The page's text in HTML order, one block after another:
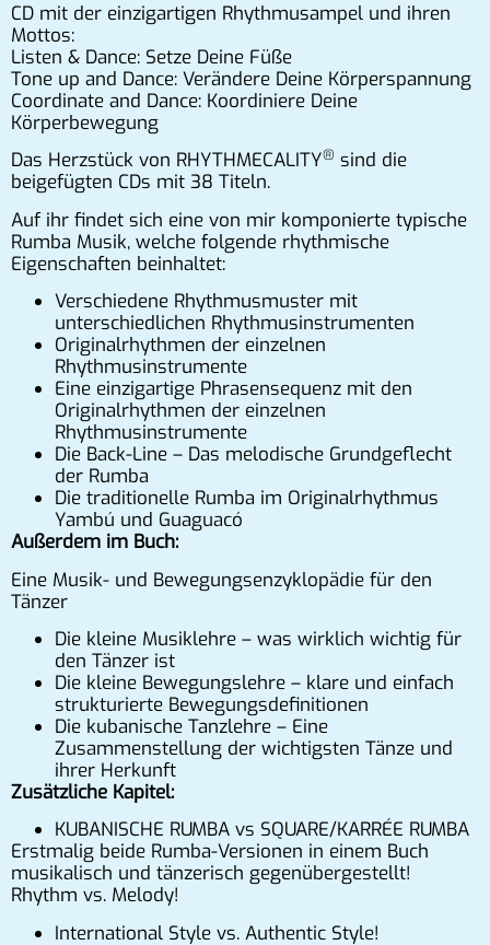
CD mit der einzigartigen Rhythmusampel und ihren
Mottos:
Listen & Dance: Setze Deine Füße
Tone up and Dance: Verändere Deine Körperspannung
Coordinate and Dance: Koordiniere Deine
Körperbewegung
Das Herzstück von RHYTHMECALITY® sind die
beigefügten CDs mit 38 Titeln.
Auf ihr findet sich eine von mir komponierte typische
Rumba Musik, welche folgende rhythmische
Eigenschaften beinhaltet:
Verschiedene Rhythmusmuster mit
unterschiedlichen Rhythmusinstrumenten
Originalrhythmen der einzelnen
Rhythmusinstrumente
Eine einzigartige Phrasensequenz mit den
Originalrhythmen der einzelnen
Rhythmusinstrumente
Die Back-Line – Das melodische Grundgeflecht
der Rumba
Die traditionelle Rumba im Originalrhythmus
Yambú und Guaguacó
Außerdem im Buch:
Eine Musik- und Bewegungsenzyklopädie für den
Tänzer
Die kleine Musiklehre – was wirklich wichtig für
den Tänzer ist
Die kleine Bewegungslehre – klare und einfach
strukturierte Bewegungsdefinitionen
Die kubanische Tanzlehre – Eine
Zusammenstellung der wichtigsten Tänze und
ihrer Herkunft
Zusätzliche Kapitel:
KUBANISCHE RUMBA vs SQUARE/KARRÉE RUMBA
Erstmalig beide Rumba-Versionen in einem Buch
musikalisch und tänzerisch gegenübergestellt!
Rhythm vs. Melody!
International Style vs. Authentic Style!